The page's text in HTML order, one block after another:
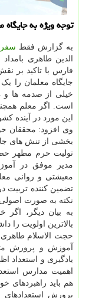
توجه ویژه به
به گزارش فقط سفر
الدین طاهری
فارس با تاکید بر
جایگاه معلمان را
خیلی از صدمه ها و
است. اگر معلم
این مورد در آینده
وی افزود: محققان
بخشی از تنش های
تولیت حرم مطهر
مدیر موفق در
معیشتی و روانی
تضمین کننده تربیت
نکته به صورت
به بیان دیگر، اگر
بالاترین اولویت را
حجت الاسلام
آموزش و پرورش
یادگیری و استعداد
اهمیت مدارس
هم باید راهبردهای
پرورش